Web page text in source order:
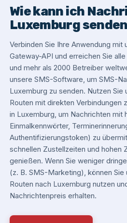
Wie kann ich
Luxemburg
Verbinden Sie Ihre Anwendung
Gateway-API und erreichen Sie
und mehr als 2000 Betreiber
unsere SMS-Software, um SMS-
Luxemburg zu senden. Nutzen Sie
Routen mit direkten Verbindungen
in Luxemburg, um Nachrichten mit
Einmalkennwörter,
Authentifizierungstoken) zu
schnellen Zustellzeiten und hohen
genießen. Wenn Sie weniger
(z. B. SMS-Marketing), können
Routen nach Luxemburg nutzen
Nachrichtenpreis erhalten.